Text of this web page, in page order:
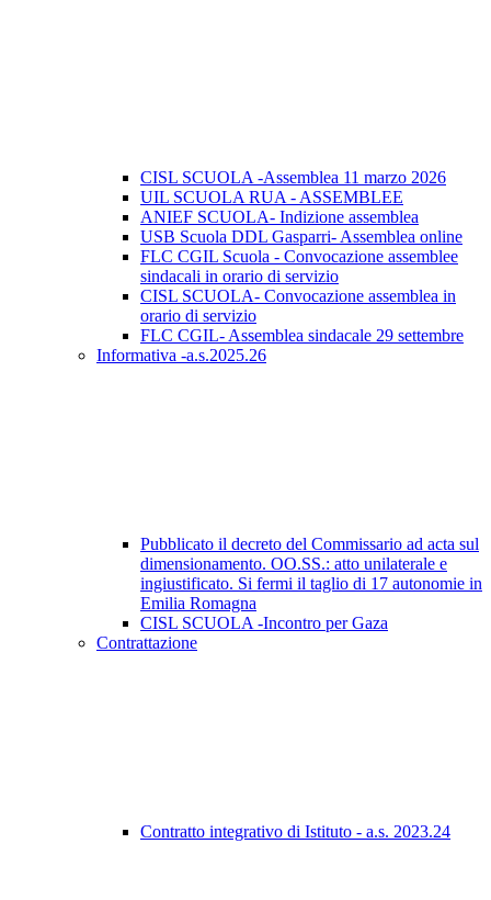
CISL SCUOLA -Assemblea 11 marzo 2026
UIL SCUOLA RUA - ASSEMBLEE
ANIEF SCUOLA- Indizione assemblea
USB Scuola DDL Gasparri- Assemblea online
FLC CGIL Scuola - Convocazione assemblee
sindacali in orario di servizio
CISL SCUOLA- Convocazione assemblea in
orario di servizio
FLC CGIL- Assemblea sindacale 29 settembre
Informativa -a.s.2025.26
Pubblicato il decreto del Commissario ad acta sul
dimensionamento. OO.SS.: atto unilaterale e
ingiustificato. Si fermi il taglio di 17 autonomie in
Emilia Romagna
CISL SCUOLA -Incontro per Gaza
Contrattazione
Contratto integrativo di Istituto - a.s. 2023.24